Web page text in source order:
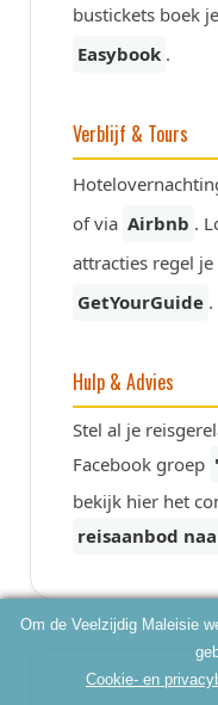
bustickets boek
Easybook .
Verblijf & Tours
of via Airbnb .
attracties regel je
GetYourGuide .
Hulp & Advies
Stel al je
Facebook groep
bekijk hier het
reisaanbod
Om de Veelzijdig Maleisie
Cookie- en